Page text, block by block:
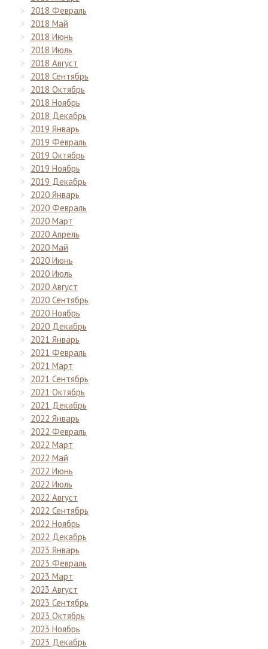
2018 Февраль
2018 Май
2018 Июнь
2018 Июль
2018 Август
2018 Сентябрь
2018 Октябрь
2018 Ноябрь
2018 Декабрь
2019 Январь
2019 Февраль
2019 Октябрь
2019 Ноябрь
2019 Декабрь
2020 Январь
2020 Февраль
2020 Март
2020 Апрель
2020 Май
2020 Июнь
2020 Июль
2020 Август
2020 Сентябрь
2020 Ноябрь
2020 Декабрь
2021 Январь
2021 Февраль
2021 Март
2021 Сентябрь
2021 Октябрь
2021 Декабрь
2022 Январь
2022 Февраль
2022 Март
2022 Май
2022 Июнь
2022 Июль
2022 Август
2022 Сентябрь
2022 Ноябрь
2022 Декабрь
2023 Январь
2023 Февраль
2023 Март
2023 Август
2023 Сентябрь
2023 Октябрь
2023 Ноябрь
2023 Декабрь